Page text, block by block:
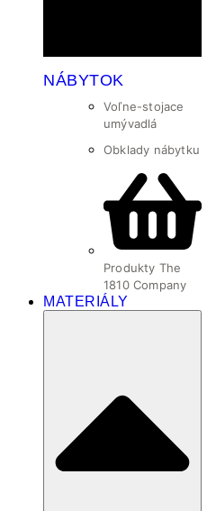
NÁBYTOK
Voľne-stojace
umývadlá
Obklady nábytku
Produkty The
1810 Company
MATERIÁLY